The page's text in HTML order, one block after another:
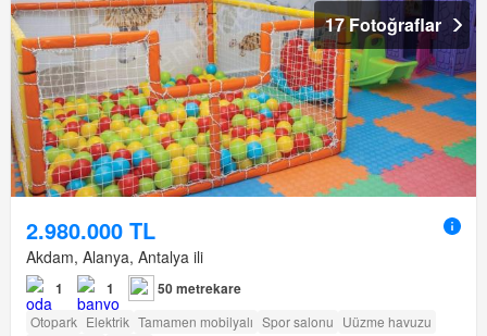
17 Fotoğraflar
2.980.000 TL
Akdam, Alanya, Antalya ili
1 1 50 metrekare
Otopark Elektrik Tamamen mobilyalı Spor salonu Uüzme havuzu